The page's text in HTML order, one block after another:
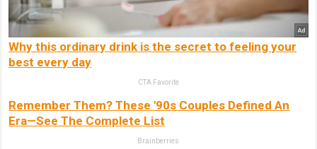
Why this ordinary drink is the secret to feeling your
best every day
CTA Favorite
Remember Them? These '90s Couples Defined An
Era—See The Complete List
Brainberries